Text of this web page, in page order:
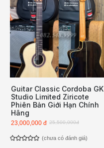
Guitar Classic Cordoba GK
Studio Limited Ziricote
Phiên Bản Giới Hạn Chính
Hãng
25,500,000đ
23,000,000 đ
(chưa có đánh giá)